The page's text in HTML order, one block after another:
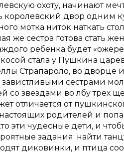
охоту, начинают
королевский двор одним
мотка ниток наткать
сестра готова стать
ребенка будет
стала у Пушкина
Страпароло, во дворце
сестрами
со звездами во лбу трех
отличается от
родителей и
эти чудесные дети, и
задания: найти
диковинки, и птица